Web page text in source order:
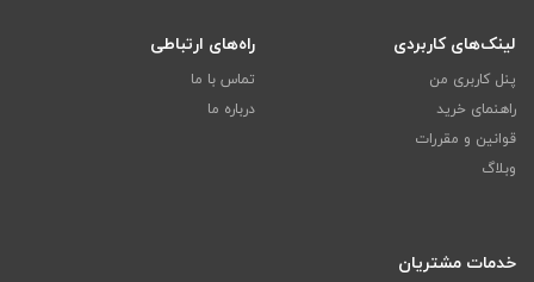
لینک‌های کاربردی
پنل کاربری من
راهنمای خرید
قوانین و مقررات
وبلاگ
راه‌های ارتباطی
تماس با ما
درباره ما
خدمات مشتریان